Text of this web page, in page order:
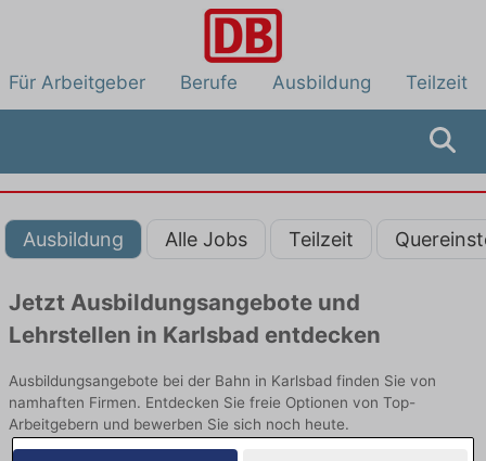
Für Arbeitgeber Berufe Ausbildung Teilzeit
Ausbildung Alle Jobs Teilzeit
Jetzt Ausbildungsangebote und
Lehrstellen in Karlsbad entdecken
Ausbildungsangebote bei der Bahn in Karlsbad finden Sie von
namhaften Firmen. Entdecken Sie freie Optionen von Top-
Arbeitgebern und bewerben Sie sich noch heute.